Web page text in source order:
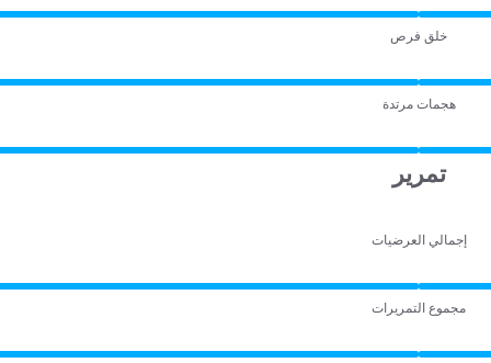
خلق فرص
هجمات مرتدة
تمرير
إجمالي العرضيات
مجموع التمريرات